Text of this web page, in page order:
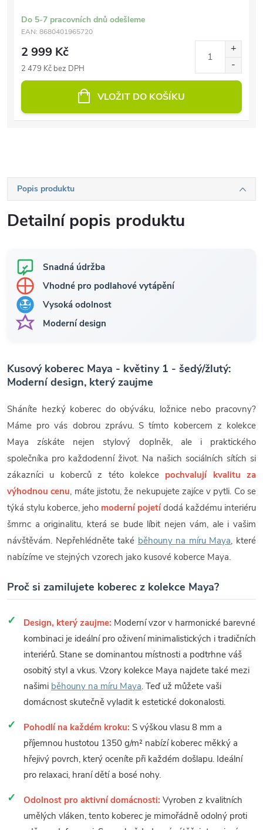
Do 5-7 pracovních dnů odešleme
EAN: 8680401965720
2 999 Kč
2 479 Kč bez DPH
VLOŽIT DO KOŠÍKU
Popis produktu
Detailní popis produktu
Snadná údržba
Vhodné pro podlahové vytápění
Vysoká odolnost
Moderní design
Kusový koberec Maya - květiny 1 - šedý/žlutý:
Moderní design, který zaujme
Sháníte hezký koberec do obýváku, ložnice nebo pracovny?
Máme pro vás dobrou zprávu. S tímto kobercem z kolekce
Maya získáte nejen stylový doplněk, ale i praktického
společníka pro každodenní život. Na našich sociálních sítích si
zákazníci u koberců z této kolekce pochvalují kvalitu za
výhodnou cenu, máte jistotu, že nekupujete zajíce v pytli. Co se
týká stylu koberce, jeho moderní pojetí dodá každému interiéru
šmrnc a originalitu, která se bude líbit nejen vám, ale i vašim
návštěvám. Nepřehlédněte také běhouny na míru Maya, které
nabízíme ve stejných vzorech jako kusové koberce Maya.
Proč si zamilujete koberec z kolekce Maya?
Design, který zaujme: Moderní vzor v harmonické barevné
kombinaci je ideální pro oživení minimalistických i tradičních
interiérů. Stane se dominantou místnosti a podtrhne váš
osobitý styl a vkus. Vzory kolekce Maya najdete také mezi
našimi běhouny na míru Maya. Teď už můžete vaši
domácnost skutečně vyladit k estetické dokonalosti.
Pohodlí na každém kroku: S výškou vlasu 8 mm a
příjemnou hustotou 1350 g/m² nabízí koberec měkký a
hřejivý povrch, který oceníte při každém došlapu. Ideální
pro relaxaci, hraní dětí a bosé nohy.
Odolnost pro aktivní domácnosti: Vyroben z kvalitních
umělých vláken, tento koberec je mimořádně odolný proti